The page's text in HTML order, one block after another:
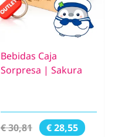
Bebidas Caja
Sorpresa | Sakura
€ 30,81 € 28,55